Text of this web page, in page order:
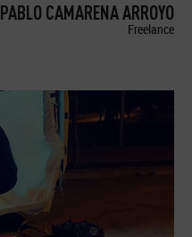
PABLO CAMARENA ARROYO
Freelance